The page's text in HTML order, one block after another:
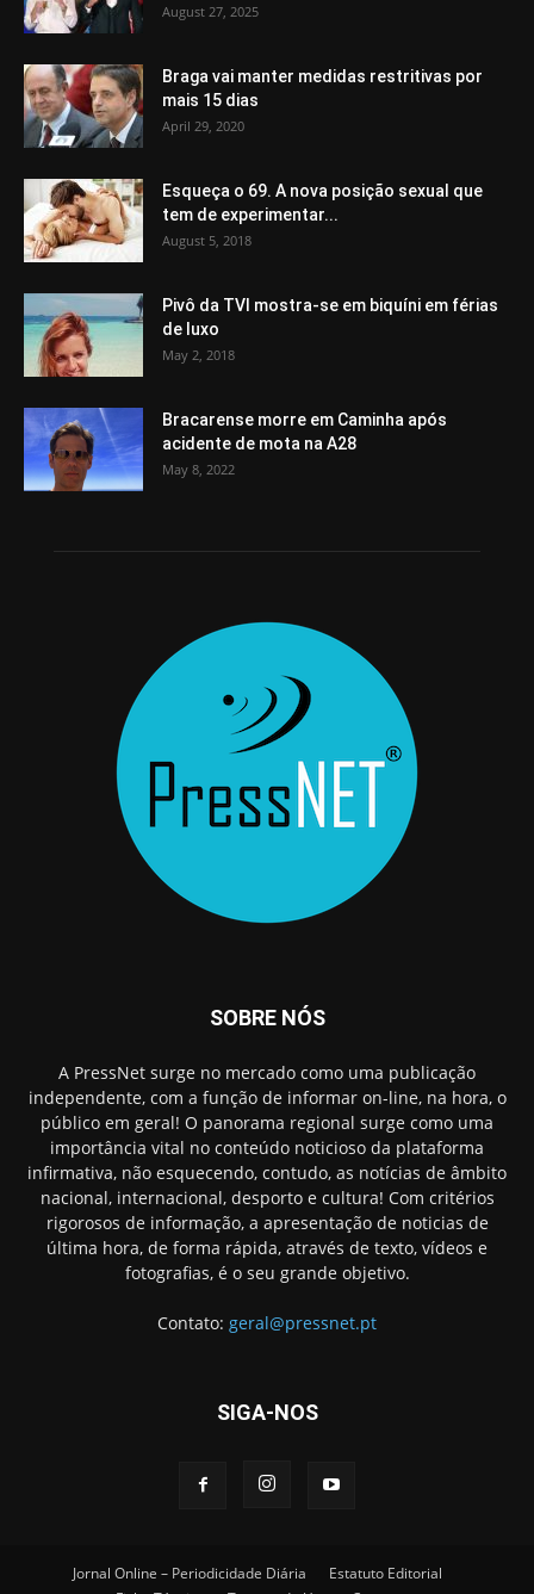
August 27, 2025
Braga vai manter medidas restritivas por
mais 15 dias
April 29, 2020
Esqueça o 69. A nova posição sexual que
tem de experimentar...
August 5, 2018
Pivô da TVI mostra-se em biquíni em férias
de luxo
May 2, 2018
Bracarense morre em Caminha após
acidente de mota na A28
May 8, 2022
SOBRE NÓS
A PressNet surge no mercado como uma publicação
independente, com a função de informar on-line, na hora, o
público em geral! O panorama regional surge como uma
importância vital no conteúdo noticioso da plataforma
infirmativa, não esquecendo, contudo, as notícias de âmbito
nacional, internacional, desporto e cultura! Com critérios
rigorosos de informação, a apresentação de noticias de
última hora, de forma rápida, através de texto, vídeos e
fotografias, é o seu grande objetivo.
Contato: geral@pressnet.pt
SIGA-NOS
Jornal Online – Periodicidade Diária
Estatuto Editorial